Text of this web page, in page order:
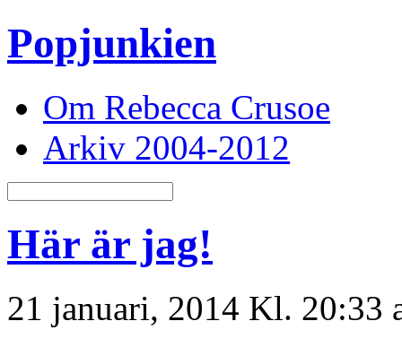
Popjunkien
Om Rebecca Crusoe
Arkiv 2004-2012
Här är jag!
21 januari, 2014 Kl. 20:33